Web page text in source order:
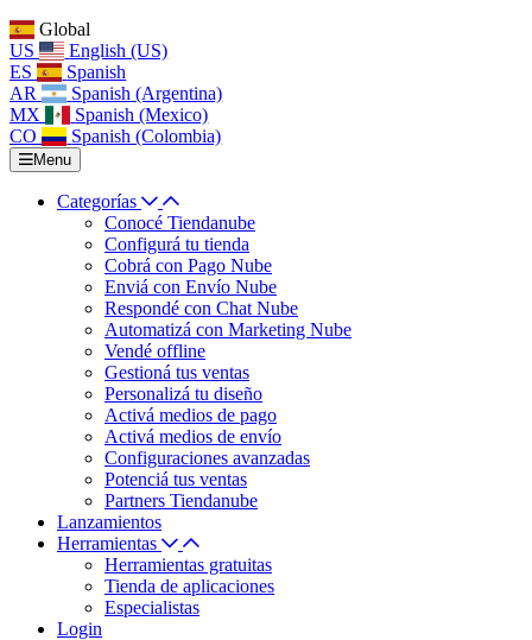
Global
US
English (US)
ES
Spanish
AR
Spanish (Argentina)
MX
Spanish (Mexico)
CO
Spanish (Colombia)
Menu
Categorías
Conocé Tiendanube
Configurá tu tienda
Cobrá con Pago Nube
Enviá con Envío Nube
Respondé con Chat Nube
Automatizá con Marketing Nube
Vendé offline
Gestioná tus ventas
Personalizá tu diseño
Activá medios de pago
Activá medios de envío
Configuraciones avanzadas
Potenciá tus ventas
Partners Tiendanube
Lanzamientos
Herramientas
Herramientas gratuitas
Tienda de aplicaciones
Especialistas
Login